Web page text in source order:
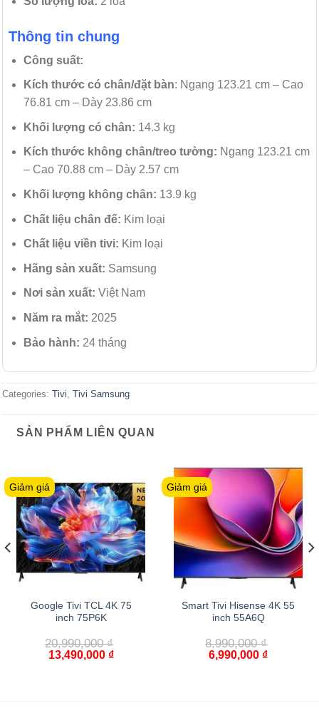
Thông tin chung
Công suất:
Kích thước có chân/đặt bàn: Ngang 123.21 cm – Cao
76.81 cm – Dày 23.86 cm
Khối lượng có chân: 14.3 kg
Kích thước không chân/treo tường: Ngang 123.21 cm
– Cao 70.88 cm – Dày 2.57 cm
Khối lượng không chân: 13.9 kg
Chất liệu chân đế: Kim loại
Chất liệu viền tivi: Kim loại
Hãng sản xuất: Samsung
Nơi sản xuất: Việt Nam
Năm ra mắt: 2025
Bảo hành: 24 tháng
Categories: Tivi, Tivi Samsung
SẢN PHẨM LIÊN QUAN
Giảm giá
Google Tivi TCL 4K 75
inch 75P6K
20,990,000₫
13,490,000 ₫
Giảm giá
Smart Tivi Hisense 4K 55
inch 55A6Q
8,990,000₫
6,990,000 ₫